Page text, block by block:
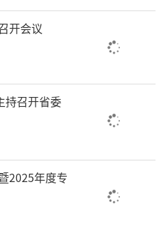
员生命安全。阳泉市
员被积水所困，该市
”而动、涉水而行，
员安全转移。
广灵县南村镇庄头村
急动员，组织村民和
进行抢收，多台大型
作业，抢收金黄的玉
组织精准对接群众需
不足的难题，主动上
开会议
持召开省委
2025年度专